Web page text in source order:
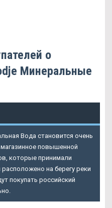
о
Минеральные
Вода становится очень
повышенной
которые принимали
на берегу реки
покупать российский